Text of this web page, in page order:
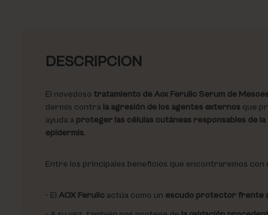
DESCRIPCION
El novedoso tratamiento de Aox Ferulic Serum de
dermis contra la agresión de los agentes externosque
ayuda a proteger las células cutáneas responsables de la
epidermis.
Entre los principales beneficios que encontraremos con
El AOX Ferulicactúa como un escudo protector frente a